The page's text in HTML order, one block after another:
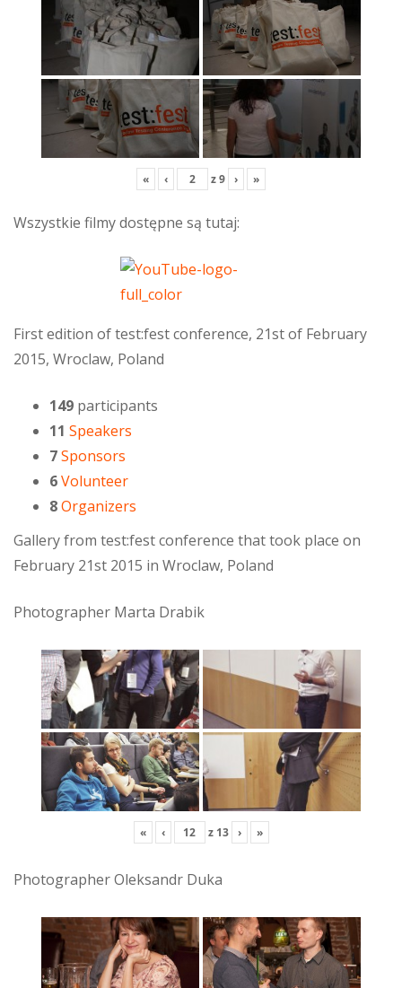
« ‹ z9 › »
Wszystkie filmy dostępne są tutaj:
First edition of test:fest conference, 21st of February
2015, Wroclaw, Poland
149 participants
11 Speakers
7Sponsors
6Volunteer
8Organizers
Gallery from test:fest conference that took place on
February 21st 2015 in Wroclaw, Poland
Photographer Marta Drabik
« ‹ z 13 › »
Photographer Oleksandr Duka